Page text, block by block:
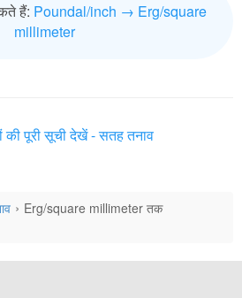
हैं: Poundal/inch → Erg/square
millimeter
की पूरी सूची देखें - सतह तनाव
Erg/square millimeter तक